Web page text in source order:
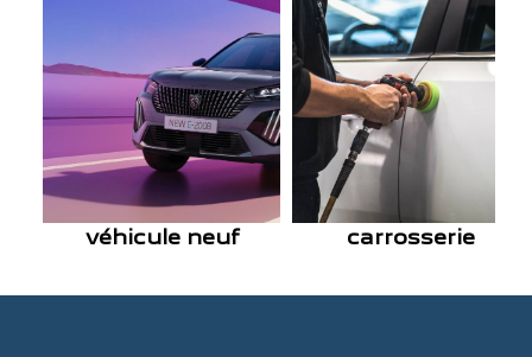
véhicule neuf carrosserie